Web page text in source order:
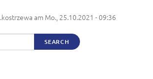
am Mo., 25.10.2021 - 09:36
SEARCH